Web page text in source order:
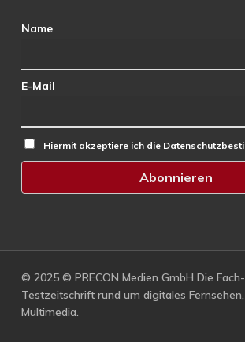
Name
E-Mail
Hiermit akzeptiere ich die
© 2025 © PRECON Medien GmbH Die
Testzeitschrift rund um digitales
Multimedia.